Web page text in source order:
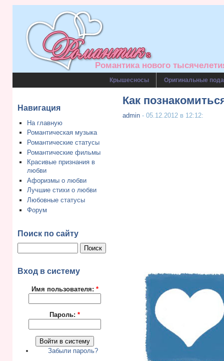
Романтика нового
Крышесносы Оригинальные
Навигация
На главную
Романтическая музыка
Романтические статусы
Романтические фильмы
Красивые признания в
любви
Афоризмы о любви
Лучшие стихи о любви
Любовные статусы
Форум
Поиск по сайту
Вход в систему
Имя пользователя: *
Пароль: *
Забыли пароль?
Как
admin- 05.12.2012 в 12:12: